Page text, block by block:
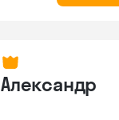
Александр